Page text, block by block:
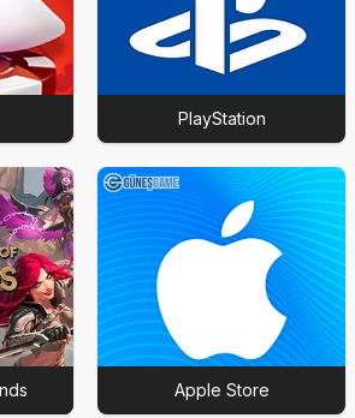
PlayStation
Apple Store